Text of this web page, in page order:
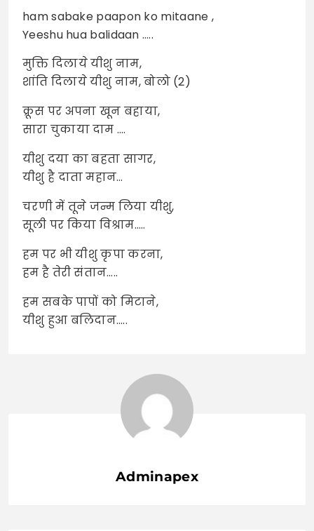
ham sabake paapon ko mitaane ,
Yeeshu hua balidaan …..
मुक्ति दिलाये यीशु नाम,
शांति दिलाये यीशु नाम, बोलो (2)
क्रूस पर अपना खून बहाया,
सारा चुकाया दाम ….
यीशु दया का बहता सागर,
यीशु है दाता महान…
चरणी में तूने जन्म लिया यीशु,
सूली पर किया विश्राम…..
हम पर भी यीशु कृपा करना,
हम है तेरी संतान…..
हम सबके पापों को मिटाने,
यीशु हुआ बलिदान…..
Adminapex